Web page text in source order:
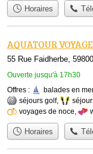
Horaires
AQUATOUR
55 Rue Faidherbe,
Ouverte jusqu'à 17h30
Offres : balades en mer
séjours golf,
voyages de noce,
Horaires